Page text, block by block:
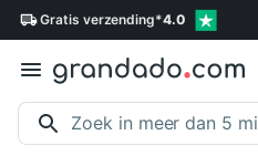
Gratis verzending*4.0